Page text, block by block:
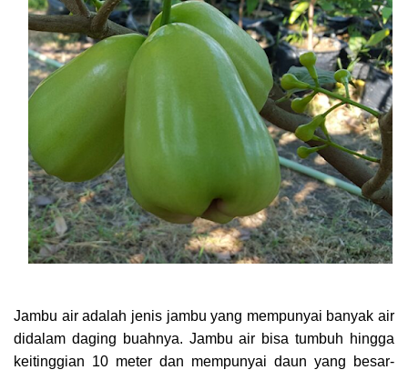
Jambu air adalah jenis jambu yang mempunyai banyak air
didalam daging buahnya. Jambu air bisa tumbuh hingga
keitinggian 10 meter dan mempunyai daun yang besar-